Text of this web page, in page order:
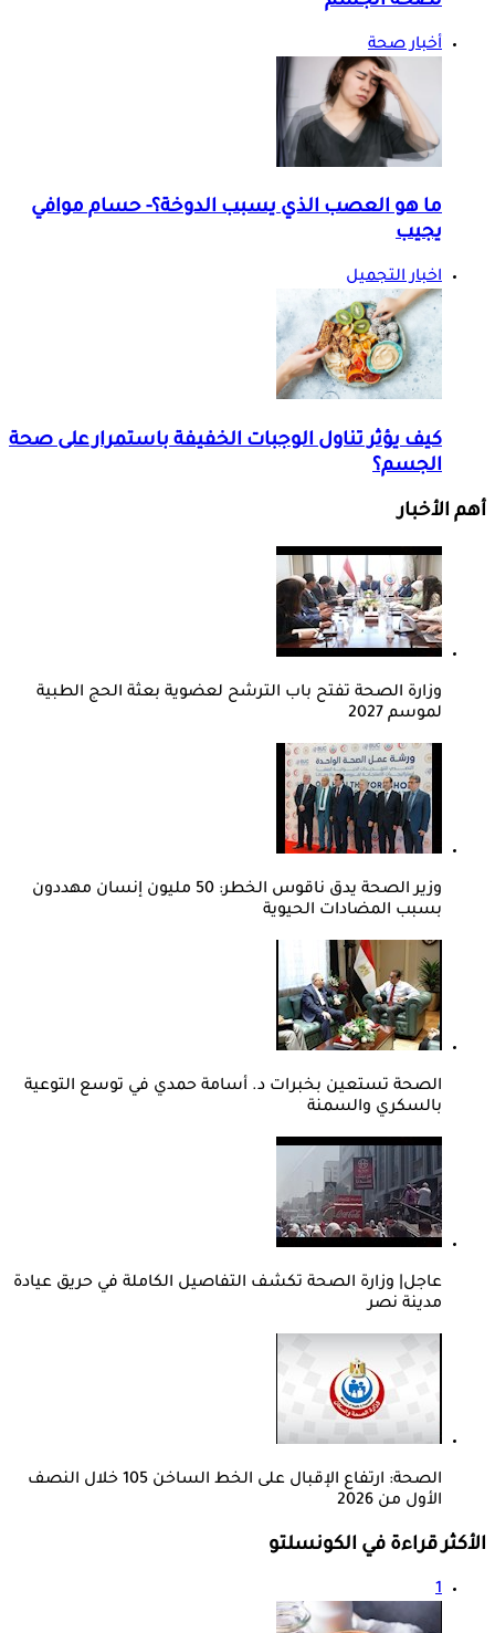
أخبار صحة
ما هو العصب الذي يسبب الدوخة؟- حسام موافي
يجيب
اخبار التجميل
كيف يؤثر تناول الوجبات الخفيفة باستمرار على صحة
الجسم؟
أهم الأخبار
وزارة الصحة تفتح باب الترشح لعضوية بعثة الحج الطبية
لموسم 2027
وزير الصحة يدق ناقوس الخطر: 50 مليون إنسان مهددون
بسبب المضادات الحيوية
الصحة تستعين بخبرات د. أسامة حمدي في توسع التوعية
بالسكري والسمنة
عاجل| وزارة الصحة تكشف التفاصيل الكاملة في حريق عيادة
مدينة نصر
الصحة: ارتفاع الإقبال على الخط الساخن 105 خلال النصف
الأول من 2026
الأكثر قراءة في الكونسلتو
1